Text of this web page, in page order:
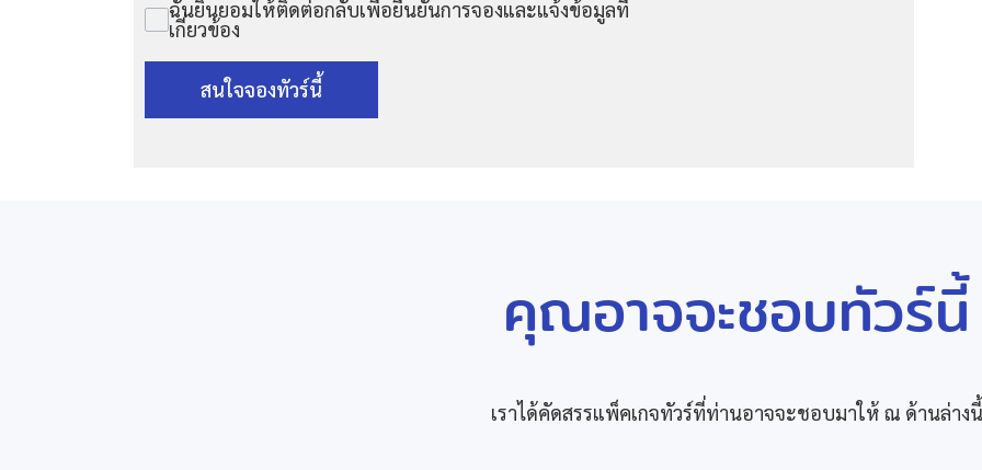
ฉันยินยอมให้ติดต่อกลับเพื่อยืนยันการจองและแจ้งข้อมูลที่
เกี่ยวข้อง
สนใจจองทัวร์นี้
คุณอาจจะชอบทัวร์นี้
เราได้คัดสรรแพ็คเกจทัวร์ที่ท่านอาจจะชอบมาให้ ณ ด้านล่างนี้